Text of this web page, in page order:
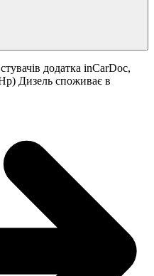
додатка inCarDoc,
Дизель споживає в